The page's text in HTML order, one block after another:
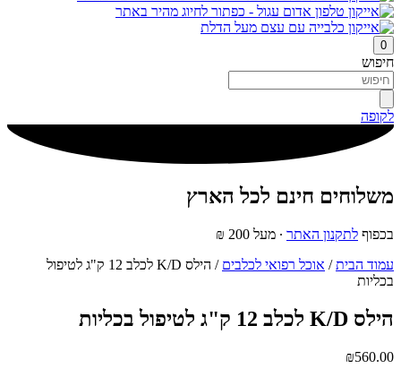
0
חיפוש
לקופה
משלוחים חינם לכל הארץ
בכפוף לתקנון האתר ∙ מעל 200 ₪
עמוד הבית/ אוכל רפואי לכלבים
/ הילס K/D לכלב 12 ק"ג לטיפול
בכליות
הילס K/D לכלב 12 ק"ג לטיפול בכליות
₪560.00